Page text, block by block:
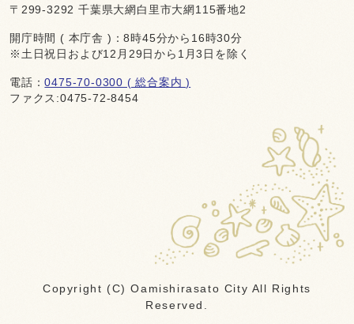
〒299-3292 千葉県大網白里市大網115番地2
開庁時間 ( 本庁舎 )：8時45分から16時30分
※土日祝日および12月29日から1月3日を除く
電話：0475-70-0300 ( 総合案内 )
ファクス:0475-72-8454
Copyright (C) Oamishirasato City All Rights
Reserved.